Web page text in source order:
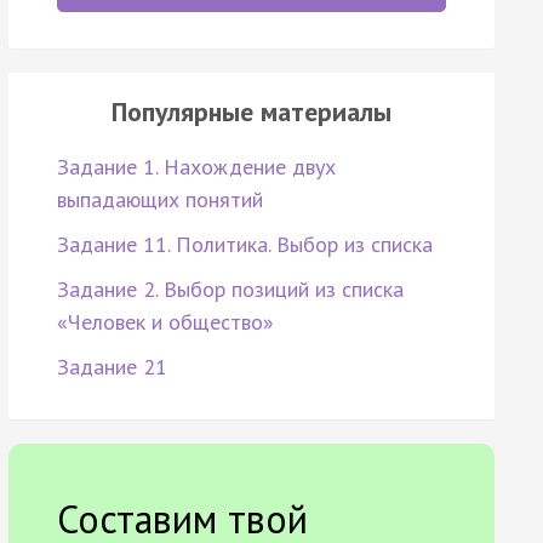
Популярные материалы
Задание 1. Нахождение двух
выпадающих понятий
Задание 11. Политика. Выбор из списка
Задание 2. Выбор позиций из списка
«Человек и общество»
Задание 21
Составим твой